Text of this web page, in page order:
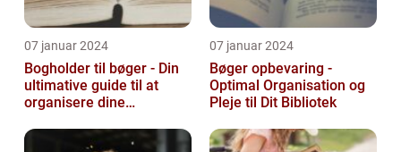
07 januar 2024
Bogholder til bøger - Din
ultimative guide til at
organisere dine
07 januar 2024
Bøger opbevaring -
Optimal Organisation og
Pleje til Dit Bibliotek